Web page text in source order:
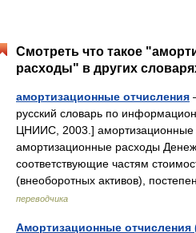
Смотреть что такое
расходы" в других
амортизационные отчисления
русский словарь по
ЦНИИС, 2003.] амортизационные
амортизационные расходы
соответствующие частям
(внеоборотных активов),
переводчика
Амортизационные